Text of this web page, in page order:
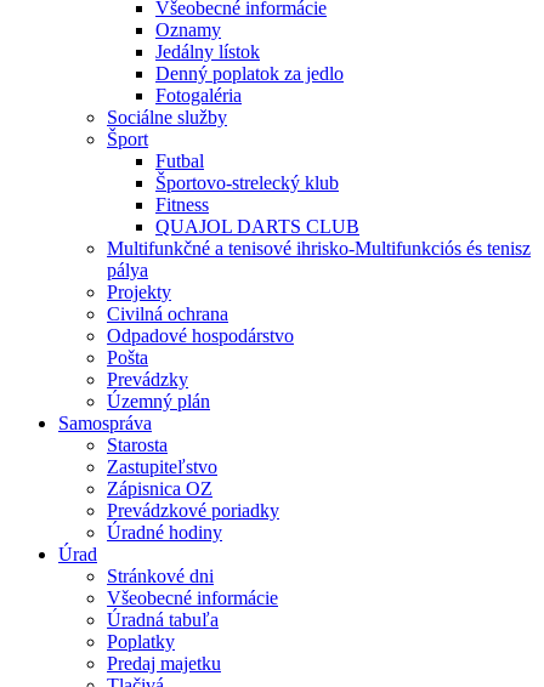
Všeobecné informácie
Oznamy
Jedálny lístok
Denný poplatok za jedlo
Fotogaléria
Sociálne služby
Šport
Futbal
Športovo-strelecký klub
Fitness
QUAJOL DARTS CLUB
Multifunkčné a tenisové ihrisko-Multifunkciós és tenisz
pálya
Projekty
Civilná ochrana
Odpadové hospodárstvo
Pošta
Prevádzky
Územný plán
Samospráva
Starosta
Zastupiteľstvo
Zápisnica OZ
Prevádzkové poriadky
Úradné hodiny
Úrad
Stránkové dni
Všeobecné informácie
Úradná tabuľa
Poplatky
Predaj majetku